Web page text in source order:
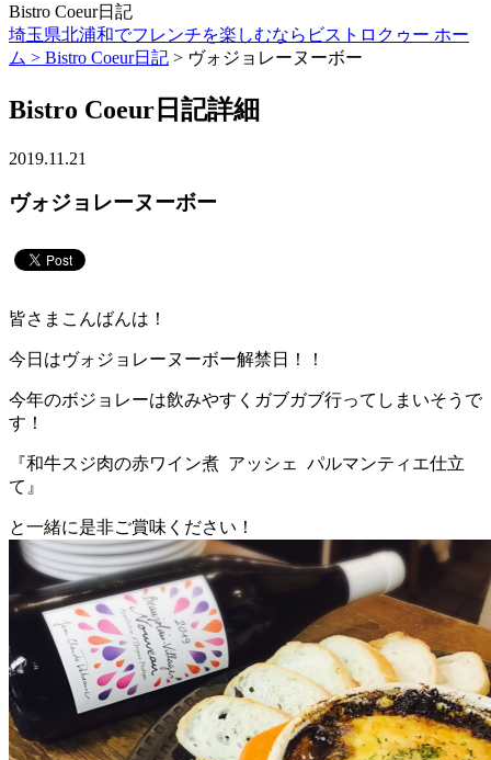
Bistro Coeur日記
埼玉県北浦和でフレンチを楽しむならビストロクゥー ホー
ム > Bistro Coeur日記 > ヴォジョレーヌーボー
Bistro Coeur日記詳細
2019.11.21
ヴォジョレーヌーボー
皆さまこんばんは！
今日はヴォジョレーヌーボー解禁日！！
今年のボジョレーは飲みやすくガブガブ行ってしまいそうで
す！
『和牛スジ肉の赤ワイン煮 アッシェ パルマンティエ仕立
て』
と一緒に是非ご賞味ください！